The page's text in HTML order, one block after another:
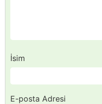
İsim
E-posta Adresi